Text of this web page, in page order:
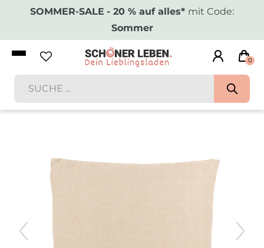
SOMMER-SALE - 20 % auf alles* mit Code:
Sommer
0